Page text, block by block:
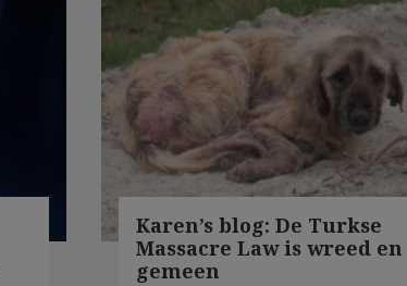
Karen’s blog: De Turkse
Massacre Law is wreed en
gemeen